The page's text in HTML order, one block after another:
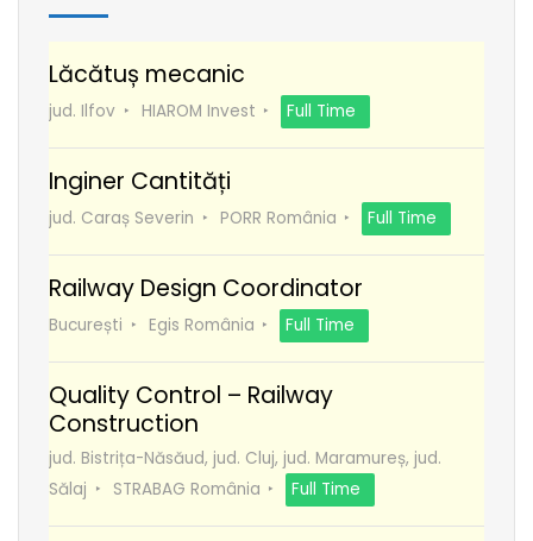
Lăcătuș mecanic
jud. Ilfov HIAROM Invest Full Time
Inginer Cantități
jud. Caraș Severin PORR România Full Time
Railway Design Coordinator
București Egis România Full Time
Quality Control – Railway
Construction
jud. Bistrița-Năsăud, jud. Cluj, jud. Maramureș, jud.
Sălaj
STRABAG România Full Time